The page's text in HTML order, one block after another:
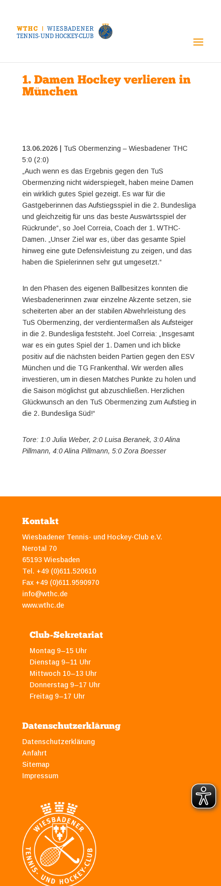
1. Damen Hockey verlieren in
München
13.06.2026 |
TuS Obermenzing – Wiesbadener THC
5:0 (2:0)
„Auch wenn es das Ergebnis gegen den TuS
Obermenzing nicht widerspiegelt, haben meine Damen
ein wirklich gutes Spiel gezeigt. Es war für die
Gastgeberinnen das Aufstiegsspiel in die 2. Bundesliga
und gleichzeitig für uns das beste Auswärtsspiel der
Rückrunde“, so Joel Correia, Coach der 1. WTHC-
Damen. „Unser Ziel war es, über das gesamte Spiel
hinweg eine gute Defensivleistung zu zeigen, und das
haben die Spielerinnen sehr gut umgesetzt.“
In den Phasen des eigenen Ballbesitzes konnten die
Wiesbadenerinnen zwar einzelne Akzente setzen, sie
scheiterten aber an der stabilen Abwehrleistung des
TuS Obermenzing, der verdientermaßen als Aufsteiger
in die 2. Bundesliga feststeht. Joel Correia: „Insgesamt
war es ein gutes Spiel der 1. Damen und ich blicke
positiv auf die nächsten beiden Partien gegen den ESV
München und die TG Frankenthal. Wir werden alles
investieren, um in diesen Matches Punkte zu holen und
die Saison möglichst gut abzuschließen. Herzlichen
Glückwunsch an den TuS Obermenzing zum Aufstieg in
die 2. Bundesliga Süd!“
Tore: 1:0 Julia Weber, 2:0 Luisa Beranek, 3:0 Alina
Pillmann, 4:0 Alina Pillmann, 5:0 Zora Boesser
Kontakt
Wiesbadener Tennis- und Hockey-Club e.V.
Nerotal 70
65193 Wiesbaden
Tel. +49 (0)611.520610
Fax +49 (0)611.9590970
info@wthc.de
www.wthc.de
Club-Sekretariat
Montag 9–15 Uhr
Dienstag 9–11 Uhr
Mittwoch 10–13 Uhr
Donnerstag 9–17 Uhr
Freitag 9–17 Uhr
Datenschutzerklärung
Datenschutzerklärung
Anfahrt
Sitemap
Impressum